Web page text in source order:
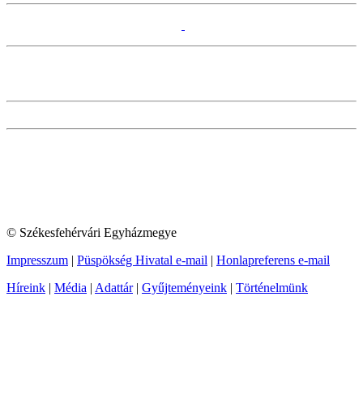
© Székesfehérvári Egyházmegye
Impresszum | Püspökség Hivatal e-mail | Honlapreferens e-mail
Híreink | Média | Adattár| Gyűjteményeink | Történelmünk